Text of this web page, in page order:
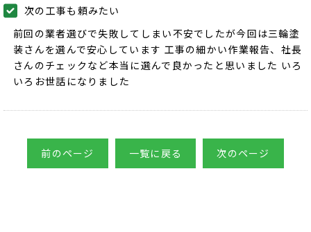
次の工事も頼みたい
前回の業者選びで失敗してしまい不安でしたが今回は三輪塗
装さんを選んで安心しています 工事の細かい作業報告、社長
さんのチェックなど本当に選んで良かったと思いました いろ
いろお世話になりました
前のページ 一覧に戻る 次のページ